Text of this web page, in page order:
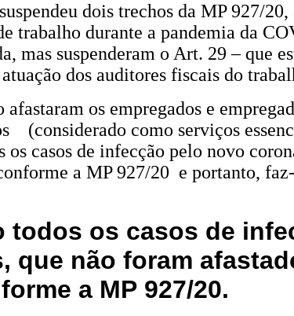
dois trechos da MP 927/
trabalho durante a pandemia da
suspenderam o Art. 29 – que
dos auditores fiscais do
os empregados e
(considerado como serviços
casos de infecção pelo novo
a MP 927/20 e portanto,
todos os casos de
não foram
a MP 927/20.